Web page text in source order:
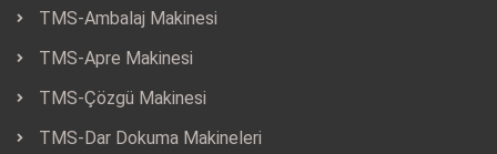
TMS-Ambalaj Makinesi
TMS-Apre Makinesi
TMS-Çözgü Makinesi
TMS-Dar Dokuma Makineleri